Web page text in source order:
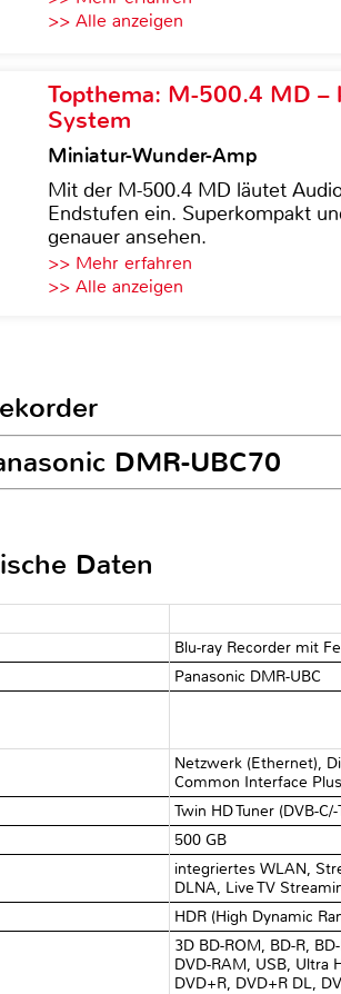
>> Alle anzeigen
Topthema: M-500.4 MD –
System
Miniatur-Wunder-Amp
Mit der M-500.4 MD läutet
Endstufen ein. Superkompakt
genauer ansehen.
>> Mehr erfahren
>> Alle anzeigen
DMR-UBC70
Daten
Blu-ray Recorder mit
Panasonic DMR-UBC
Netzwerk (Ethernet),
Common Interface
Twin HD Tuner (DVB-C/-
500 GB
integriertes WLAN,
DLNA, Live TV
HDR (High Dynamic
3D BD-ROM, BD-R,
DVD-RAM, USB, Ultra
DVD+R, DVD+R DL,